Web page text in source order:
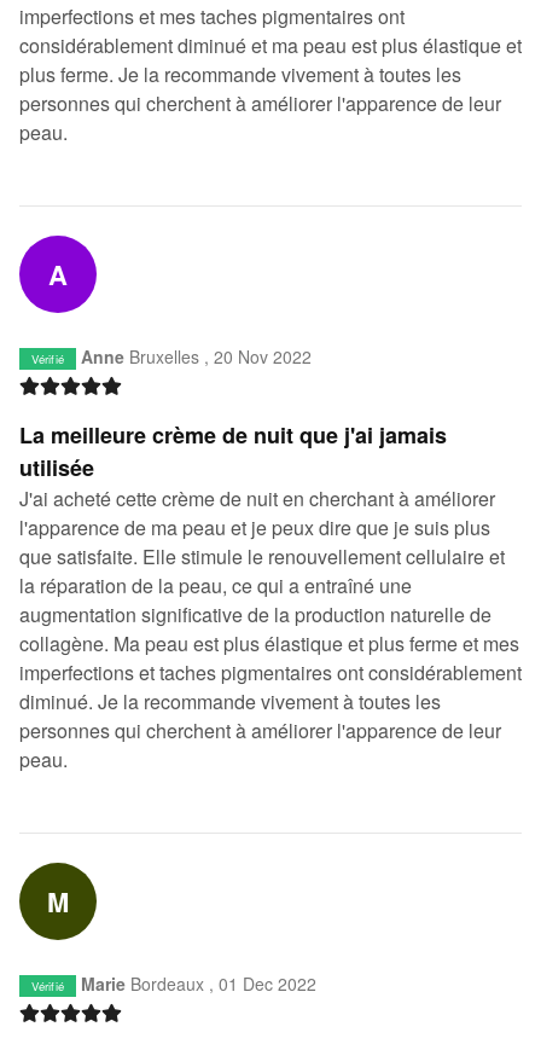
imperfections et mes taches pigmentaires ont
considérablement diminué et ma peau est plus élastique et
plus ferme. Je la recommande vivement à toutes les
personnes qui cherchent à améliorer l'apparence de leur
peau.
A
Vérifié AnneBruxelles , 20 Nov 2022
La meilleure crème de nuit que j'ai jamais
utilisée
J'ai acheté cette crème de nuit en cherchant à améliorer
l'apparence de ma peau et je peux dire que je suis plus
que satisfaite. Elle stimule le renouvellement cellulaire et
la réparation de la peau, ce qui a entraîné une
augmentation significative de la production naturelle de
collagène. Ma peau est plus élastique et plus ferme et mes
imperfections et taches pigmentaires ont considérablement
diminué. Je la recommande vivement à toutes les
personnes qui cherchent à améliorer l'apparence de leur
peau.
M
Vérifié MarieBordeaux , 01 Dec 2022